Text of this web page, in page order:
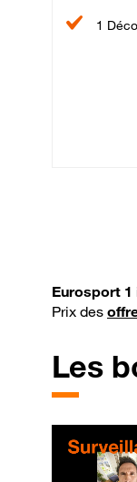
1
Eurosport 1
Prix des
Les